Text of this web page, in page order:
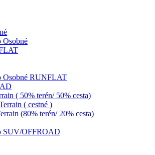
Osobné
Osobné RUNFLAT
( 50% terén/ 50% cesta)
( cestné )
(80% terén/ 20% cesta)
SUV/OFFROAD